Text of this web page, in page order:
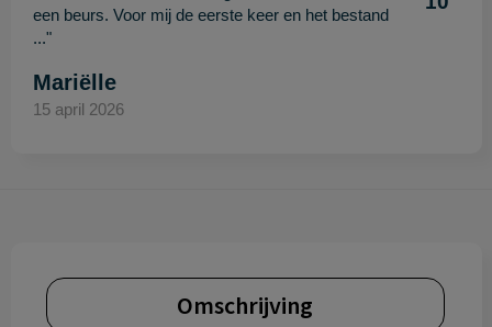
een beurs. Voor mij de eerste keer en het bestand
..."
Mariëlle
15 april 2026
Omschrijving